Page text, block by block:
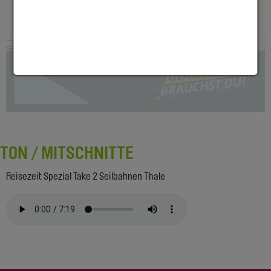
TON / MITSCHNITTE
Reisezeit Spezial Take 2 Seilbahnen Thale